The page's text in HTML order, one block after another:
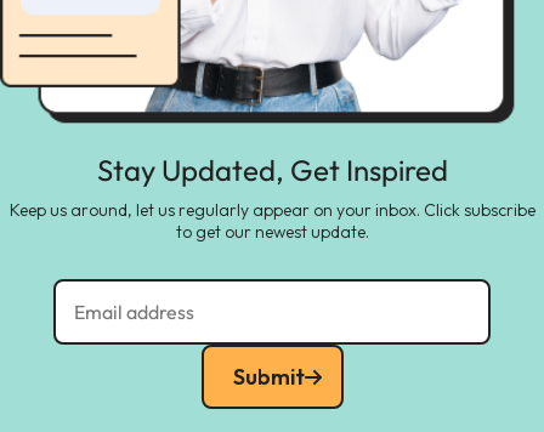
Stay Updated, Get Inspired
Keep us around, let us regularly appear on your inbox. Click subscribe
to get our newest update.
Submit